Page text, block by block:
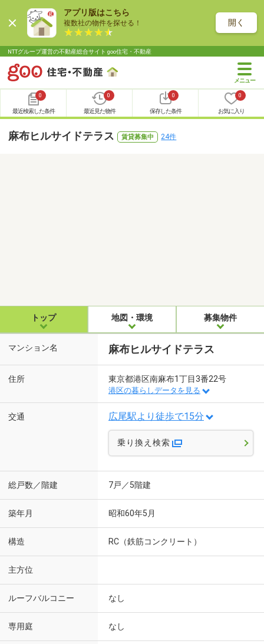
アプリ版はこちら
複数社の物件を探せる！ 開く
NTTグループ運営の不動産総合サイト goo住宅・不動産
0
最近検索した条件
0
最近見た物件
0
保存した条件
0
お気に入り
麻布ヒルサイドテラス 賃貸募集中 24件
トップ 地図・環境 募集物件
マンション名 麻布ヒルサイドテラス
住所 東京都港区南麻布1丁目3番22号
港区の暮らしデータを見る
交通 広尾駅より徒歩で15分
乗り換え検索
総戸数／階建 7戸／5階建
築年月 昭和60年5月
構造 RC（鉄筋コンクリート）
主方位
ルーフバルコニー なし
専用庭 なし